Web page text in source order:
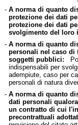
- A norma di quanto
protezione dei dati
protezione dei dati
svolgimento del loro
- A norma di quanto
personali nel caso
soggetti pubblici:
indispensabili per
adempiute, caso per
personali di natura
- A norma di quanto
dati personali
un contratto di cui
precontrattuali